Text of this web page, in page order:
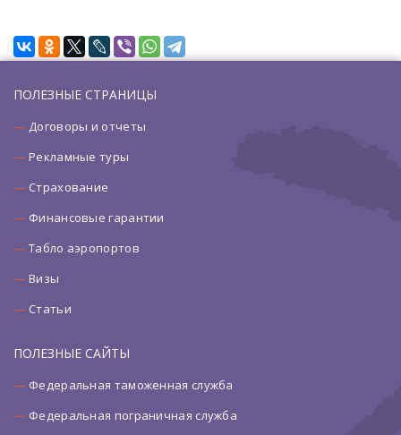
ПОЛЕЗНЫЕ СТРАНИЦЫ
Договоры и отчеты
Рекламные туры
Страхование
Финансовые гарантии
Табло аэропортов
Визы
Статьи
ПОЛЕЗНЫЕ САЙТЫ
Федеральная таможенная служба
Федеральная пограничная служба